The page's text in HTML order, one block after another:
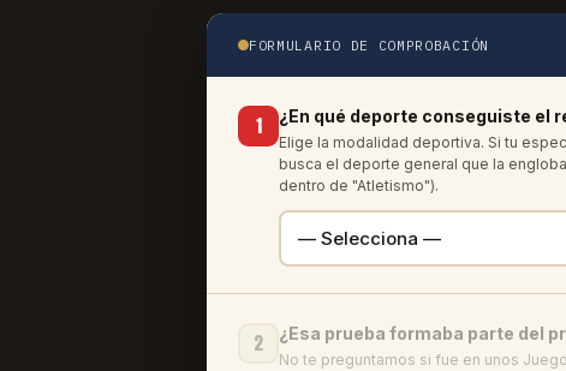
FORMULARIO DE COMPROBACIÓN
1 ¿En qué deporte conseguiste el
Elige la modalidad deportiva. Si tu
busca el deporte general que la
dentro de "Atletismo").
2 ¿Esa prueba formaba parte del
No te preguntamos si fue en unos